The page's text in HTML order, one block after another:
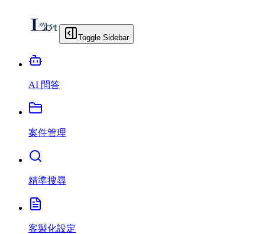
Toggle Sidebar
AI 問答
案件管理
精準搜尋
客製化設定